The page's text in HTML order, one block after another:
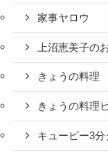
家事ヤロウ
上沼恵美子の
きょうの料理
きょうの料理
キューピー3